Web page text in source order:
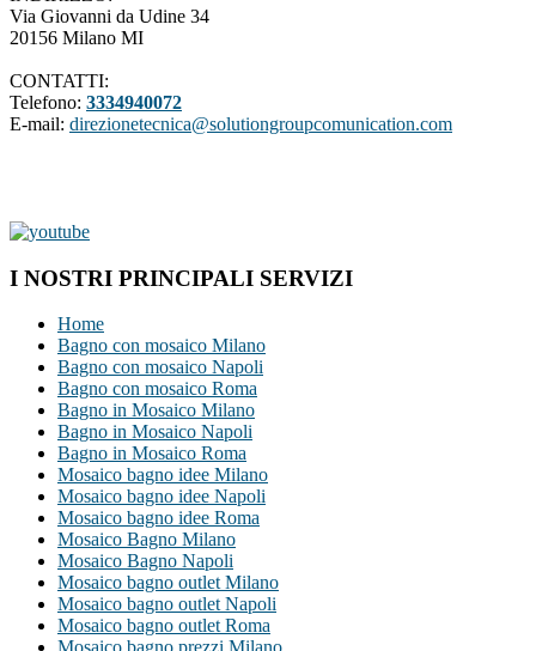
Via Giovanni da Udine 34
20156 Milano MI
CONTATTI:
Telefono: 3334940072
E-mail: direzionetecnica@solutiongroupcomunication.com
I NOSTRI PRINCIPALI SERVIZI
Home
Bagno con mosaico Milano
Bagno con mosaico Napoli
Bagno con mosaico Roma
Bagno in Mosaico Milano
Bagno in Mosaico Napoli
Bagno in Mosaico Roma
Mosaico bagno idee Milano
Mosaico bagno idee Napoli
Mosaico bagno idee Roma
Mosaico Bagno Milano
Mosaico Bagno Napoli
Mosaico bagno outlet Milano
Mosaico bagno outlet Napoli
Mosaico bagno outlet Roma